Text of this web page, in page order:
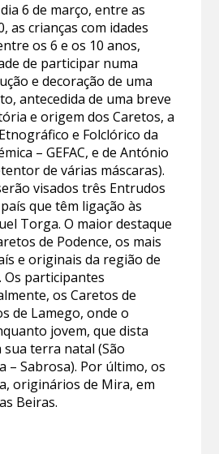
6 de março, entre as
as crianças com idades
os 6 e os 10 anos,
de participar numa
e decoração de uma
antecedida de uma breve
e origem dos Caretos, a
e Folclórico da
– GEFAC, e de António
de várias máscaras).
visados três Entrudos
que têm ligação às
Torga. O maior destaque
de Podence, os mais
e originais da região de
participantes
os Caretos de
de Lamego, onde o
jovem, que dista
sua terra natal (São
– Sabrosa). Por último, os
originários de Mira, em
Beiras.